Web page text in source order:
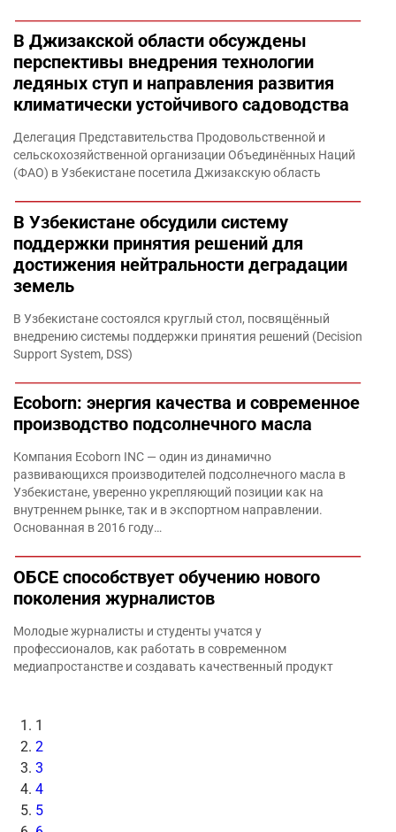
В Джизакской области обсуждены
перспективы внедрения технологии
ледяных ступ и направления развития
климатически устойчивого садоводства
Делегация Представительства Продовольственной и
сельскохозяйственной организации Объединённых Наций
(ФАО) в Узбекистане посетила Джизакскую область
В Узбекистане обсудили систему
поддержки принятия решений для
достижения нейтральности деградации
земель
В Узбекистане состоялся круглый стол, посвящённый
внедрению системы поддержки принятия решений (Decision
Support System, DSS)
Ecoborn: энергия качества и современное
производство подсолнечного масла
Компания Ecoborn INC — один из динамично
развивающихся производителей подсолнечного масла в
Узбекистане, уверенно укрепляющий позиции как на
внутреннем рынке, так и в экспортном направлении.
Основанная в 2016 году…
ОБСЕ способствует обучению нового
поколения журналистов
Молодые журналисты и студенты учатся у
профессионалов, как работать в современном
медиапростанстве и создавать качественный продукт
1
2
3
4
5